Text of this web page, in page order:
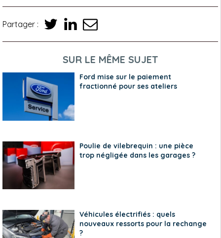
Partager :
SUR LE MÊME SUJET
Ford mise sur le paiement
fractionné pour ses ateliers
Poulie de vilebrequin : une pièce
trop négligée dans les garages ?
Véhicules électrifiés : quels
nouveaux ressorts pour la rechange
?